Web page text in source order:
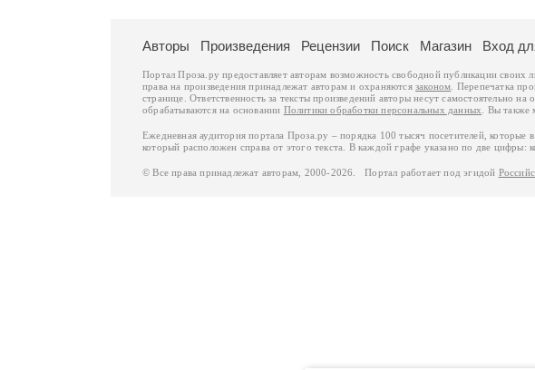
Авторы Произведения Рецензии Поиск Магазин Вход
Портал Проза.ру предоставляет авторам возможность свободной публикации своих
права на произведения принадлежат авторам и охраняются законом . Перепечатка
странице. Ответственность за тексты произведений авторы несут самостоятельно на
обрабатываются на основании Политики обработки персональных данных . Вы
Ежедневная аудитория портала Проза.ру – порядка 100 тысяч посетителей,
который расположен справа от этого текста. В каждой графе указано по две цифры:
© Все права принадлежат авторам, 2000-2026. Портал работает под эгидой